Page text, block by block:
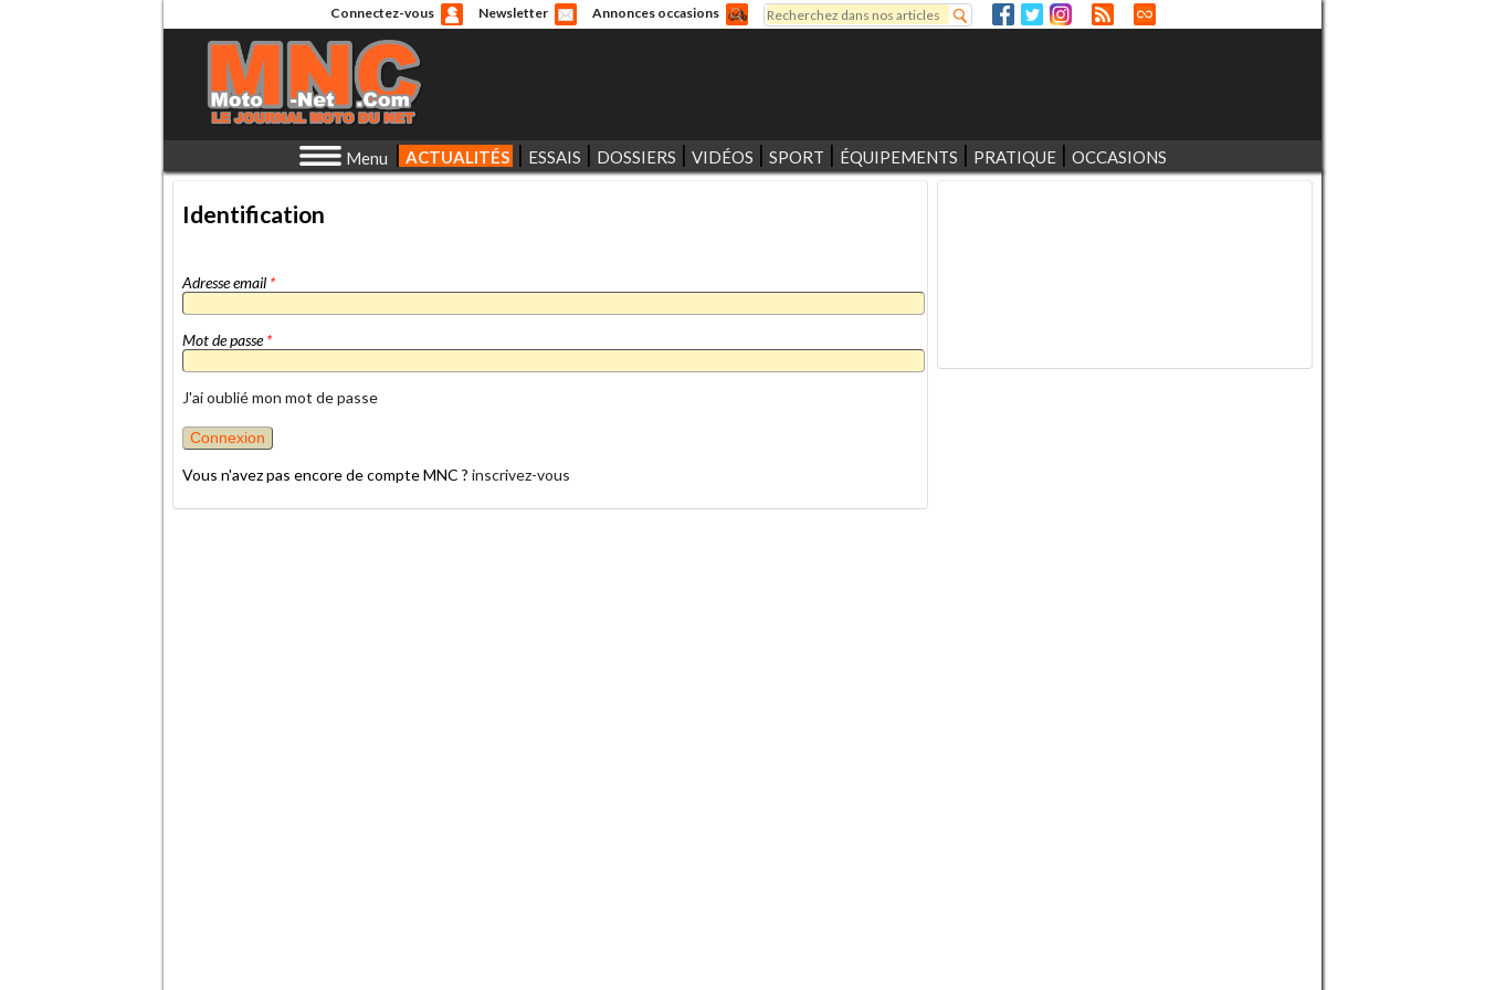
Connectez-vous Newsletter Annonces occasions
Formulaire de recherche
Rechercher
Menu ACTUALITÉS ESSAIS DOSSIERS VIDÉOS SPORT ÉQUIPEMENTS PRATIQUE OCCASIONS
Identification
Adresse email *
Mot de passe*
J'ai oublié mon mot de passe
Vous n'avez pas encore de compte MNC ? inscrivez-vous